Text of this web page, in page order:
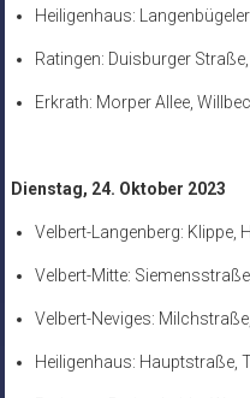
Heiligenhaus:
Ratingen: Duisburger
Erkrath: Morper Allee,
Dienstag, 24. Oktober 2023
Velbert-Langenberg: Klippe,
Velbert-Mitte:
Velbert-Neviges:
Heiligenhaus: Hauptstraße,